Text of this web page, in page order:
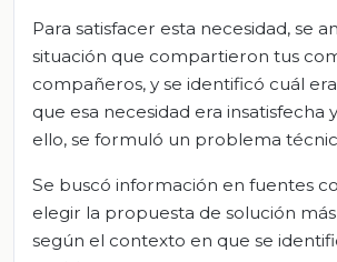
Para satisfacer esta necesidad, se
situación que compartieron tus
compañeros, y se identificó cuál
que esa necesidad era insatisfecha
ello, se formuló un problema
Se buscó información en fuentes
elegir la propuesta de solución
según el contexto en que se